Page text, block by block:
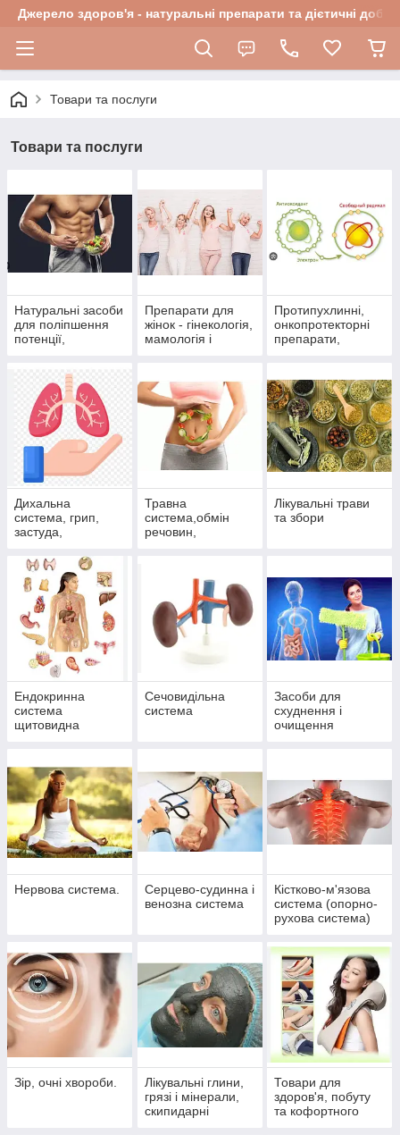
Джерело здоров'я - натуральні препарати та дієтичні
Товари та послуги
Товари та послуги
Натуральні засоби
для поліпшення
потенції,
здоров'я
Препарати для
жінок - гінекологія,
мамологія і
Протипухлинні,
онкопротекторні
препарати,
Дихальна
система, грип,
застуда,
бронхіт, синусит,
гайморит
Травна
система,обмін
речовин,
Лікувальні трави
та збори
Ендокринна
система
щитовидна
Сечовидільна
система
Засоби для
схуднення і
очищення
Нервова система.
Серцево-судинна і
венозна система
Кістково-м'язова
система (опорно-
рухова система)
Зір, очні хвороби.
Лікувальні глини,
грязі і мінерали,
скипидарні
Товари для
здоров'я, побуту
та кофортного